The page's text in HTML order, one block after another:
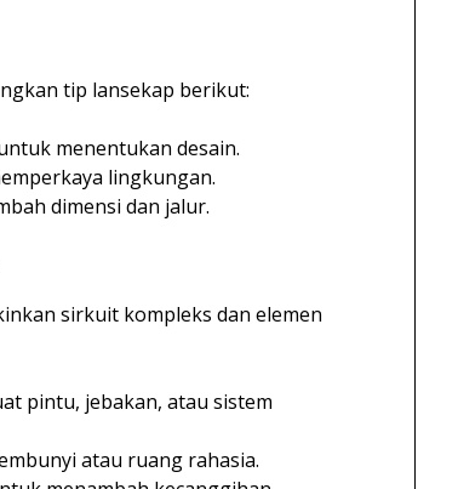
tip lansekap berikut:
menentukan desain.
lingkungan.
dimensi dan jalur.
sirkuit kompleks dan elemen
pintu, jebakan, atau sistem
atau ruang rahasia.